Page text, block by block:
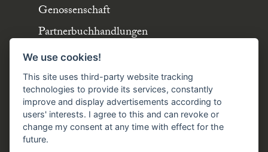
Genossenschaft
Partnerbuchhandlungen
Büchergilde online
Stellenangebote
Folgen Sie uns!
FacebookInstagramYouTubeTikTok
Zustellung durch:
We use cookies!
This site uses third-party website tracking
technologies to provide its services, constantly
improve and display advertisements according to
users' interests. I agree to this and can revoke or
change my consent at any time with effect for the
future.